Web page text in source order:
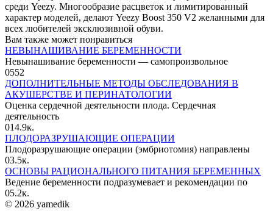
среди Yeezy. Многообразие расцветок и лимитированный
характер моделей, делают Yeezy Boost 350 V2 желанными для
всех любителей эксклюзивной обуви.
Вам также может понравиться
НЕВЫНАШИВАНИЕ БЕРЕМЕННОСТИ
Невынашивание беременности — самопроизвольное
0552
ДОПОЛНИТЕЛЬНЫЕ МЕТОДЫ ОБСЛЕДОВАНИЯ В
АКУШЕРСТВЕ И ПЕРИНАТОЛОГИИ
Оценка сердечной деятельности плода. Сердечная
деятельность
014.9к.
ПЛОДОРАЗРУШАЮЩИЕ ОПЕРАЦИИ
Плодоразрушающие операции (эмбриотомия) направлены
03.5к.
ОСНОВЫ РАЦИОНАЛЬНОГО ПИТАНИЯ БЕРЕМЕННЫХ
Ведение беременности подразумевает и рекомендации по
05.2к.
© 2026 yamedik